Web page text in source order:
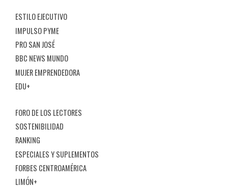
ESTILO EJECUTIVO
IMPULSO PYME
PRO SAN JOSÉ
BBC NEWS MUNDO
MUJER EMPRENDEDORA
EDU+
FORO DE LOS LECTORES
SOSTENIBILIDAD
RANKING
ESPECIALES Y SUPLEMENTOS
FORBES CENTROAMÉRICA
LIMÓN+